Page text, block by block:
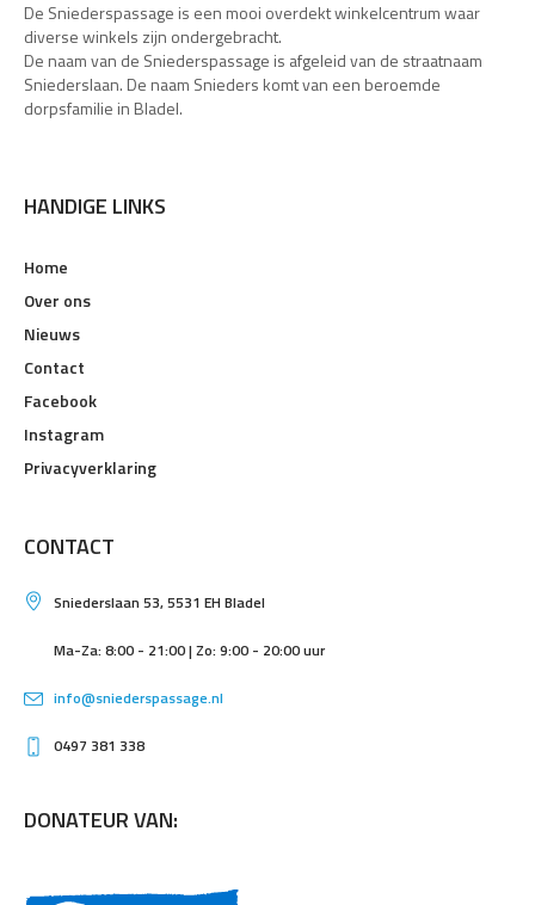
De Sniederspassage is een mooi overdekt winkelcentrum waar
diverse winkels zijn ondergebracht.
De naam van de Sniederspassage is afgeleid van de straatnaam
Sniederslaan. De naam Snieders komt van een beroemde
dorpsfamilie in Bladel.
HANDIGE LINKS
Home
Over ons
Nieuws
Contact
Facebook
Instagram
Privacyverklaring
CONTACT
Sniederslaan 53, 5531 EH Bladel
Ma-Za: 8:00 - 21:00 | Zo: 9:00 - 20:00 uur
info@sniederspassage.nl
0497 381 338
DONATEUR VAN: